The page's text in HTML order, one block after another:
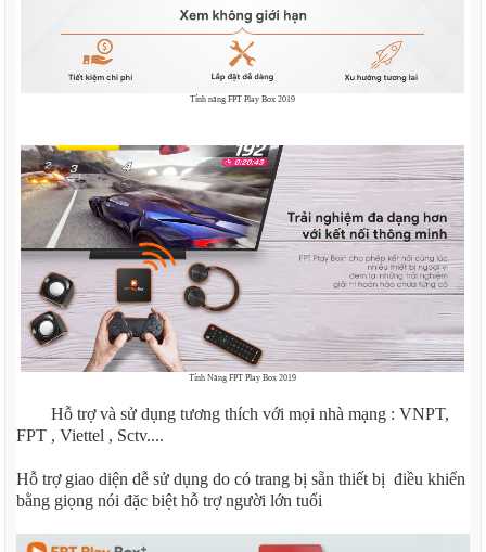
Tính năng FPT Play Box 2019
Tính Năng FPT Play Box 2019
Hỗ trợ và sử dụng tương thích với mọi nhà mạng : VNPT,
FPT , Viettel , Sctv....
Hỗ trợ giao diện dễ sử dụng do có trang bị sẵn thiết bị điều khiển
bằng giọng nói đặc biệt hỗ trợ người lớn tuổi